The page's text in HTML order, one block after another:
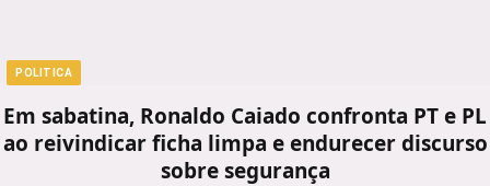
POLITICA
Em sabatina, Ronaldo Caiado confronta PT e PL
ao reivindicar ficha limpa e endurecer discurso
sobre segurança